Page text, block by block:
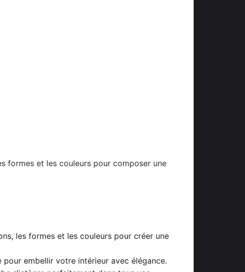
formes et les couleurs pour composer une
les formes et les couleurs pour créer une
embellir votre intérieur avec élégance.